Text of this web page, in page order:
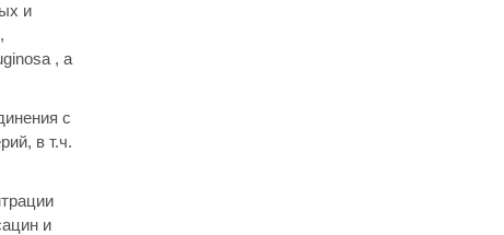
и
, а
с
в т.ч.
и